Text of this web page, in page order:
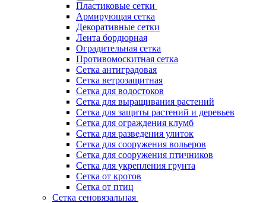
Пластиковые сетки
Армирующая сетка
Декоративные сетки
Лента бордюрная
Оградительная сетка
Противомоскитная сетка
Сетка антиградовая
Сетка ветрозащитная
Сетка для водостоков
Сетка для выращивания растений
Сетка для защиты растений и деревьев
Сетка для ограждения клумб
Сетка для разведения улиток
Сетка для сооружения вольеров
Сетка для сооружения птичников
Сетка для укрепления грунта
Сетка от кротов
Сетка от птиц
Сетка сеновязальная